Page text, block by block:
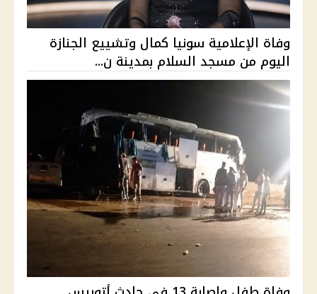
وفاة الإعلامية سونيا كمال وتشييع الجنازة
اليوم من مسجد السلام بمدينة ن...